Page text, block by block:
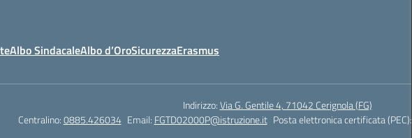
Albo SindacaleAlbo d’OroSicurezzaErasmus
Indirizzo:Via G. Gentile 4, 71042 Cerignola (FG)
Centralino:0885.426034 Email: FGTD02000P@istruzione.it Posta elettronica certificata (PEC):